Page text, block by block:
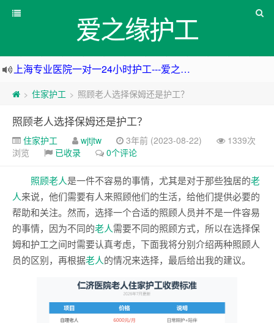
爱之缘护工
上海专业医院一对一24小时护工---爱之缘护工 18202153150
上海住家一对一护工---上海爱之缘护工 18202153150
> 住家护工 > 照顾老人选择保姆还是护工？
照顾老人选择保姆还是护工？
住家护工 wjtjtw 3年前 (2023-08-22)
1339次
浏览
已收录 0个评论
照顾老人是一件不容易的事情，尤其是对于那些独居的老
人来说，他们需要有人来照顾他们的生活，给他们提供必要的
帮助和关注。然而，选择一个合适的照顾人员并不是一件容易
的事情，因为不同的老人需要不同的照顾方式，所以在选择保
姆和护工之间时需要认真考虑，下面我将分别介绍两种照顾人
员的区别，再根据老人的情况来选择，最后给出我的建议。